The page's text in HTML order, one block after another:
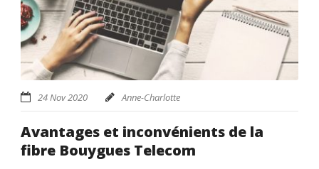
24 Nov 2020 Anne-Charlotte
Avantages et inconvénients de la
fibre Bouygues Telecom